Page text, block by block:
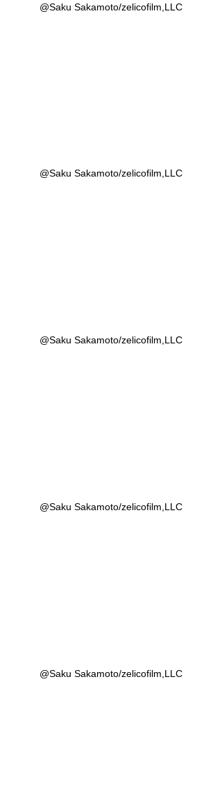
@Saku Sakamoto/zelicofilm,LLC
@Saku Sakamoto/zelicofilm,LLC
@Saku Sakamoto/zelicofilm,LLC
@Saku Sakamoto/zelicofilm,LLC
@Saku Sakamoto/zelicofilm,LLC